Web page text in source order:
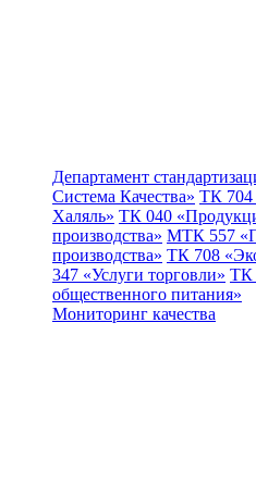
Департамент
Система Качества» ТК 704
Халяль» ТК 040
производства» МТК 557
производства» ТК 708
347 «Услуги торговли» ТК
общественного питания»
Мониторинг качества